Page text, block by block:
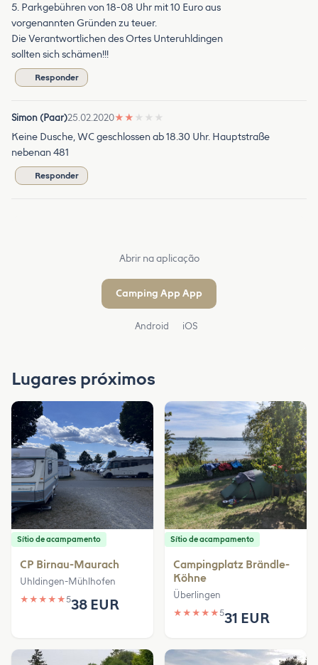
5. Parkgebühren von 18-08 Uhr mit 10 Euro aus
vorgenannten Gründen zu teuer.
Die Verantwortlichen des Ortes Unteruhldingen
sollten sich schämen!!!
Responder
Simon (Paar)25.02.2020★ ★ ★ ★ ★
Keine Dusche, WC geschlossen ab 18.30 Uhr. Hauptstraße
nebenan 481
Responder
Abrir na aplicação
Camping App App
Android iOS
Lugares próximos
Sítio de acampamento
CP Birnau-Maurach
Uhldingen-Mühlhofen
★ ★ ★ ★ ★538 EUR
Sítio de acampamento
Campingplatz Brändle-
Köhne
Überlingen
★ ★ ★ ★ ★531 EUR